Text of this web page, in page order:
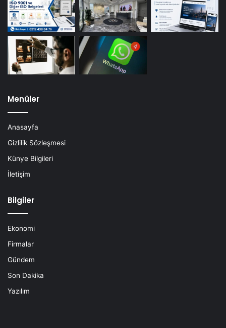
Menüler
Anasayfa
Gizlilik Sözleşmesi
Künye Bilgileri
İletişim
Bilgiler
Ekonomi
Firmalar
Gündem
Son Dakika
Yazılım